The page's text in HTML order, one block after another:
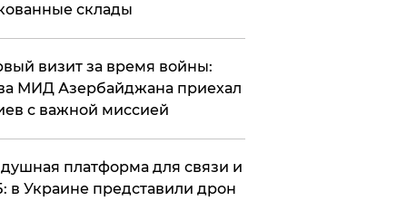
склады
визит за время войны:
МИД Азербайджана приехал
с важной миссией
платформа для связи и
в Украине представили дрон